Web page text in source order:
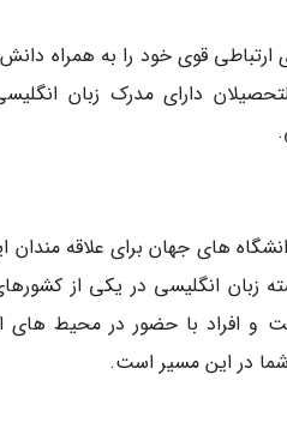
قوی خود را به همراه
دارای مدرک زبان انگلیسی
های جهان برای علاقه مندان
زبان انگلیسی در یکی از
و افراد با حضور در محیط
شما در این مسیر است.